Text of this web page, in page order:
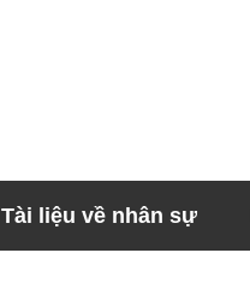
Tài liệu về nhân sự